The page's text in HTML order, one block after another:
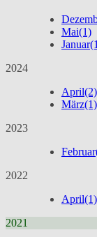
Mai(1)
Januar
2024
April(2)
März(1)
2023
Februar
2022
April(1)
2021